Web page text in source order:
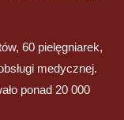
60 pielęgniarek,
medycznej.
ponad 20 000